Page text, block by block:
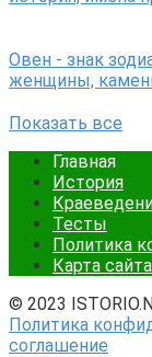
Овен - знак
женщины,
Показать все
Главная
История
Тесты
Политика
Карта сайта
© 2023
Политика
соглашение